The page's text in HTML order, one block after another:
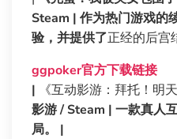
Steam | 作为热门游戏的
验，并提供了正经的后宫
ggpoker官方下载链接
|
《互动影游：拜托！明
影游 / Steam | 一款真人
局。 |